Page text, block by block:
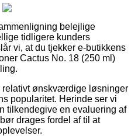
belejlige
tidligere kunders
vi, at du tjekker e-butikkens
Cactus No. 18 (250 ml)
relativt ønskværdige løsninger
popularitet. Herinde ser vi
tilkendegive en evaluering af
drages fordel af til at